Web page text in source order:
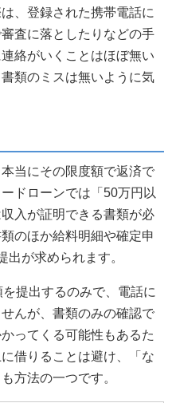
、登録された携帯電話に
査に落としたりなどの手
絡がいくことはほぼ無い
類のミスは無いように気
当にその限度額で返済で
ドローンでは「50万円以
入が証明できる書類が必
のほか給料明細や確定申
出が求められます。
提出するのみで、電話に
んが、書類のみの確認で
ってくる可能性もあるた
借りることは避け、「な
方法の一つです。